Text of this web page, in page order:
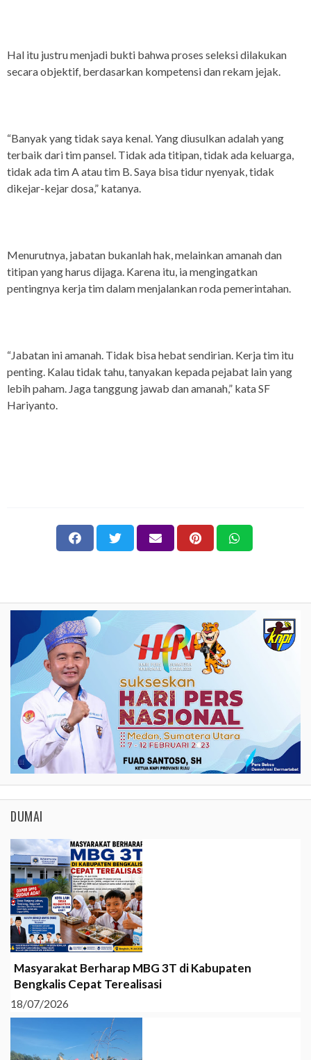
Hal itu justru menjadi bukti bahwa proses seleksi dilakukan
secara objektif, berdasarkan kompetensi dan rekam jejak.
“Banyak yang tidak saya kenal. Yang diusulkan adalah yang
terbaik dari tim pansel. Tidak ada titipan, tidak ada keluarga,
tidak ada tim A atau tim B. Saya bisa tidur nyenyak, tidak
dikejar-kejar dosa,” katanya.
Menurutnya, jabatan bukanlah hak, melainkan amanah dan
titipan yang harus dijaga. Karena itu, ia mengingatkan
pentingnya kerja tim dalam menjalankan roda pemerintahan.
“Jabatan ini amanah. Tidak bisa hebat sendirian. Kerja tim itu
penting. Kalau tidak tahu, tanyakan kepada pejabat lain yang
lebih paham. Jaga tanggung jawab dan amanah,” kata SF
Hariyanto.
DUMAI
Masyarakat Berharap MBG 3T di Kabupaten
Bengkalis Cepat Terealisasi
18/07/2026